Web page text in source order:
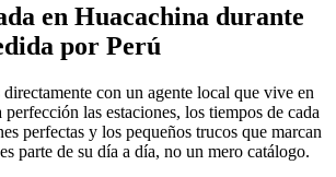
en Huacachina durante
por Perú
con un agente local que vive en
las estaciones, los tiempos de cada
perfectas y los pequeños trucos que marcan
parte de su día a día, no un mero catálogo.